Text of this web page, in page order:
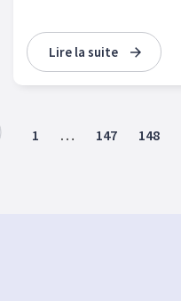
Lire la suite
1 … 147 148